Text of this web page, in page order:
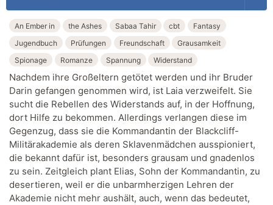
An Ember in the Ashes Sabaa Tahir cbt
Fantasy
Jugendbuch
Prüfungen Freundschaft
Grausamkeit
Spionage
Romanze Spannung Widerstand
Nachdem ihre Großeltern getötet werden und ihr Bruder
Darin gefangen genommen wird, ist Laia verzweifelt. Sie
sucht die Rebellen des Widerstands auf, in der Hoffnung,
dort Hilfe zu bekommen. Allerdings verlangen diese im
Gegenzug, dass sie die Kommandantin der Blackcliff-
Militärakademie als deren Sklavenmädchen ausspioniert,
die bekannt dafür ist, besonders grausam und gnadenlos
zu sein. Zeitgleich plant Elias, Sohn der Kommandantin, zu
desertieren, weil er die unbarmherzigen Lehren der
Akademie nicht mehr aushält, auch, wenn das bedeutet,